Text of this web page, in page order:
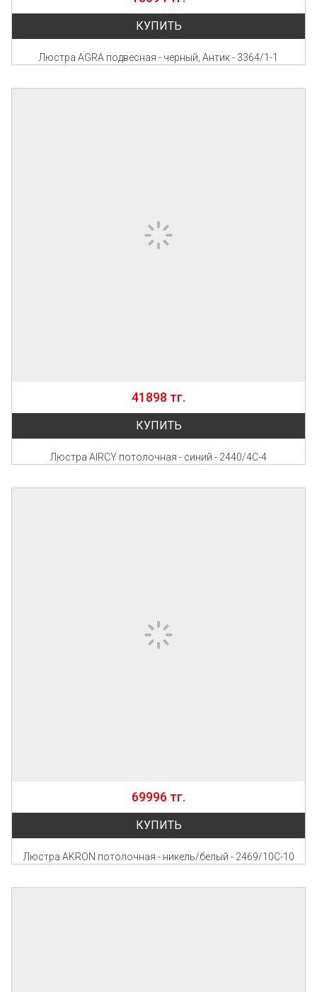
КУПИТЬ
Люстра AGRA подвесная - черный, Антик - 3364/1-1
41898 тг.
КУПИТЬ
Люстра AIRCY потолочная - синий - 2440/4C-4
69996 тг.
КУПИТЬ
Люстра AKRON потолочная - никель/белый - 2469/10C-10